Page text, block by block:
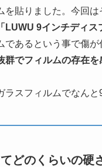
を貼りました。今回は
LUWU 9インチディ
であるという事で傷
群でフィルムの存在を
ラスフィルムでなん
どのくらいの硬